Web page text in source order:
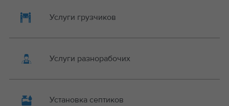
Услуги грузчиков
Услуги разнорабочих
Установка септиков